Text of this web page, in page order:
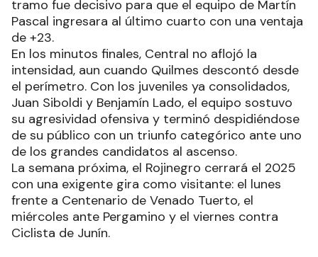
tramo fue decisivo para que el equipo de Martín
Pascal ingresara al último cuarto con una ventaja
de +23.
En los minutos finales, Central no aflojó la
intensidad, aun cuando Quilmes descontó desde
el perímetro. Con los juveniles ya consolidados,
Juan Siboldi y Benjamín Lado, el equipo sostuvo
su agresividad ofensiva y terminó despidiéndose
de su público con un triunfo categórico ante uno
de los grandes candidatos al ascenso.
La semana próxima, el Rojinegro cerrará el 2025
con una exigente gira como visitante: el lunes
frente a Centenario de Venado Tuerto, el
miércoles ante Pergamino y el viernes contra
Ciclista de Junín.